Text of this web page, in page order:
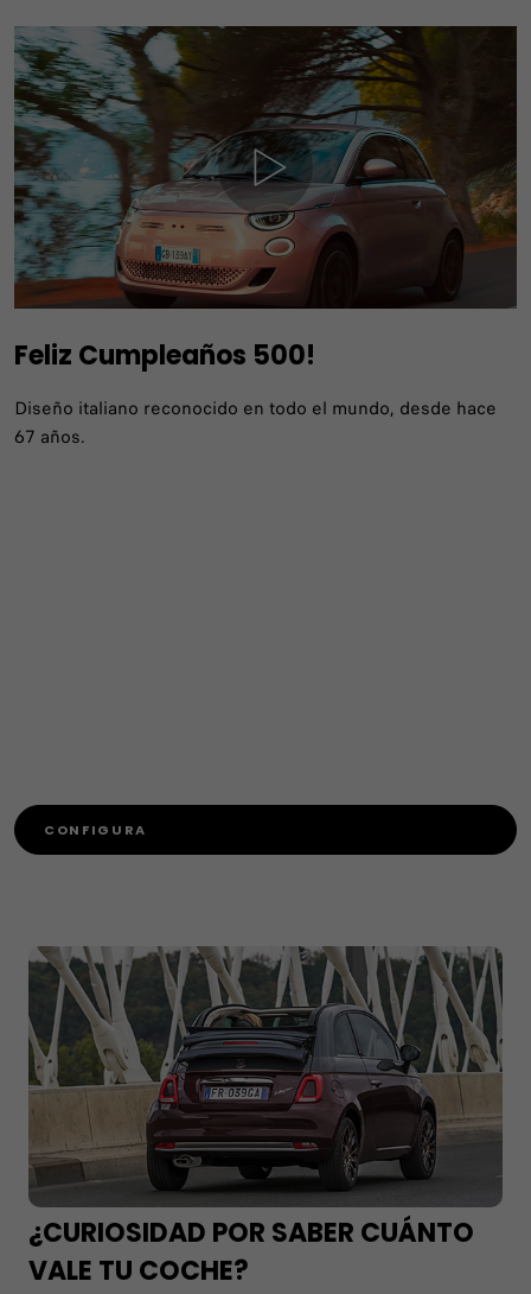
Feliz Cumpleaños 500!
Diseño italiano reconocido en todo el mundo, desde hace
67 años.
CONFIGURA
¿CURIOSIDAD POR SABER CUÁNTO
VALE TU COCHE?